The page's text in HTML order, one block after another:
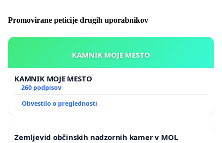
Promovirane peticije drugih uporabnikov
KAMNIK MOJE MESTO
KAMNIK MOJE MESTO
260 podpisov
Obvestilo o preglednosti
Zemljevid občinskih nadzornih kamer v MOL